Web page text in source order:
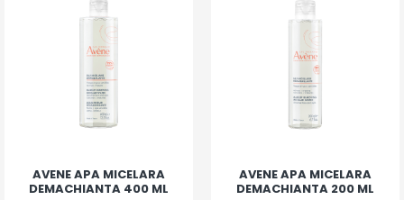
AVENE APA MICELARA
DEMACHIANTA 400 ML
AVENE APA MICELARA
DEMACHIANTA 200 ML